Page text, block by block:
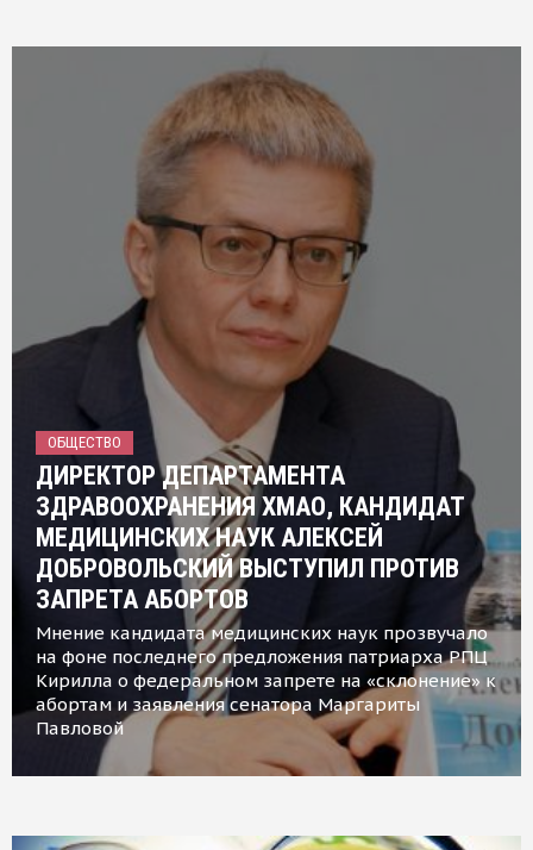
ОБЩЕСТВО
ДИРЕКТОР ДЕПАРТАМЕНТА
ЗДРАВООХРАНЕНИЯ ХМАО, КАНДИДАТ
МЕДИЦИНСКИХ НАУК АЛЕКСЕЙ
ДОБРОВОЛЬСКИЙ ВЫСТУПИЛ ПРОТИВ
ЗАПРЕТА АБОРТОВ
Мнение кандидата медицинских наук прозвучало
на фоне последнего предложения патриарха РПЦ
Кирилла о федеральном запрете на «склонение» к
абортам и заявления сенатора Маргариты
Павловой